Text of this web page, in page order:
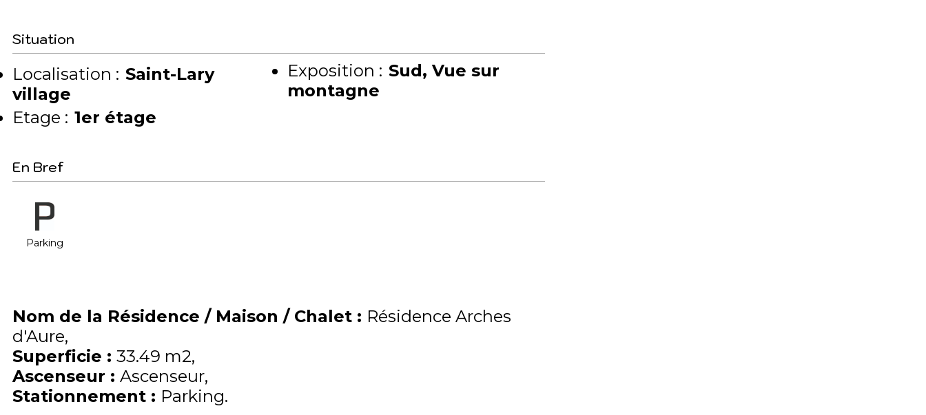
Situation
Localisation : Saint-Lary
village
Etage : 1er étage
Exposition : Sud Vue sur
montagne
En Bref
Parking
Nom de la Résidence / Maison / Chalet : Résidence Arches
d'Aure
Superficie : 33.49 m2
Ascenseur : Ascenseur
Stationnement : Parking